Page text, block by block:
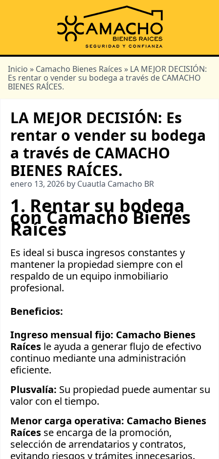
Inicio » Camacho Bienes Raíces » LA MEJOR DECISIÓN:
Es rentar o vender su bodega a través de CAMACHO
BIENES RAÍCES.
LA MEJOR DECISIÓN: Es
rentar o vender su bodega
a través de CAMACHO
BIENES RAÍCES.
enero 13, 2026 by Cuautla Camacho BR
1. Rentar su bodega
con Camacho Bienes
Raíces
Es ideal si busca ingresos constantes y
mantener la propiedad siempre con el
respaldo de un equipo inmobiliario
profesional.
Beneficios:
Ingreso mensual fijo: Camacho Bienes
Raíces le ayuda a generar flujo de efectivo
continuo mediante una administración
eficiente.
Plusvalía: Su propiedad puede aumentar su
valor con el tiempo.
Menor carga operativa: Camacho Bienes
Raíces se encarga de la promoción,
selección de arrendatarios y contratos,
evitando riesgos y trámites innecesarios.